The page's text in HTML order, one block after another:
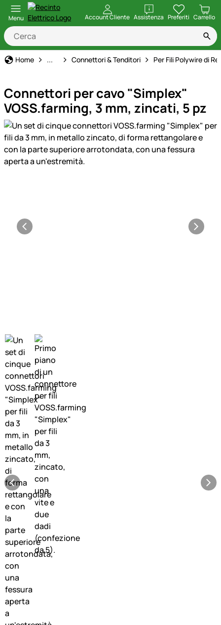
Menu Account Cliente Assistenza
apri Preferiti Carrello
Home Recinto Elettrico
... Connettori & Tenditori Per Fili Polywire di
Connettori per cavo "Simplex"
VOSS.farming, 3 mm, zincati, 5 pz
Galleria prodotti